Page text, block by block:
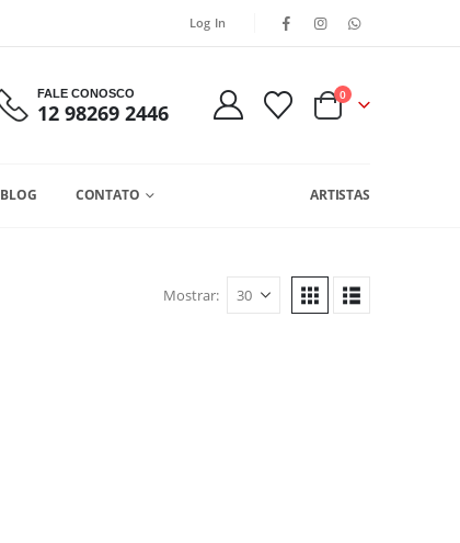
Log In
FALE CONOSCO
12 98269 2446
0
BLOG CONTATO ARTISTAS
Mostrar: